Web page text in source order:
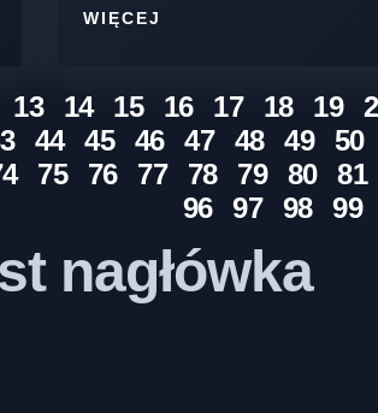
WIĘCEJ
13 14 15 16 17 18 19
44 45 46 47 48 49 50
75 76 77 78 79 80 81
96
97 98 99
nagłówka